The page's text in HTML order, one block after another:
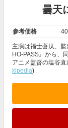
曇天
参考価格
主演は福士蒼汰、
HO-PASS』から、
アニメ監督の塩谷
kipedia)